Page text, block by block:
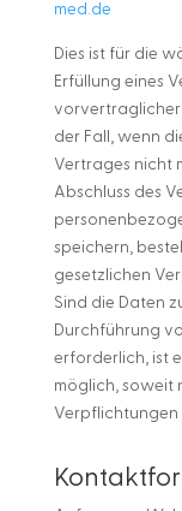
med.de
Dies ist für die
Erfüllung eines
vorvertraglicher
der Fall, wenn
Vertrages nicht
Abschluss des
speichern,
gesetzlichen
Sind die Daten
Durchführung
erforderlich, ist
möglich, soweit
Verpflichtungen